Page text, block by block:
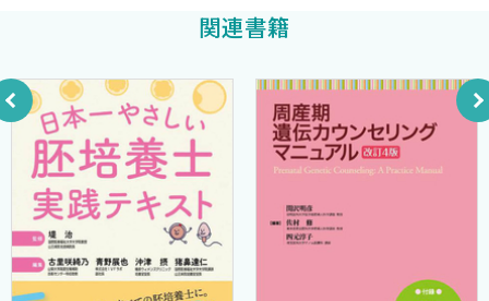
勃起不全と射精障害について教えてください． ＜永尾光一
Column05 順行性射精と逆行性射精
6 精子の運動
精子の運動メカニズムについて教えてください． ＜吉田
学＞
関連書籍